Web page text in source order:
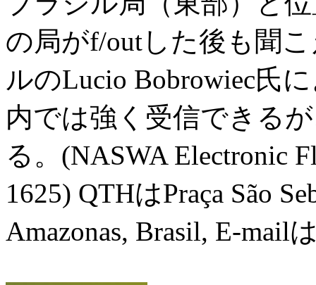
の局がf/outした後も聞
ルのLucio Bobrowiec氏
内では強く受信できる
る。(NASWA Electronic
1625) QTHはPraça São
Amazonas, Brasil, E-mail